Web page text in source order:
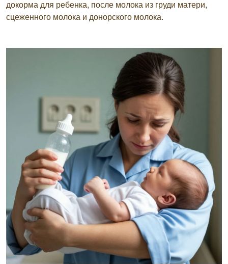
докорма для ребенка, после молока из груди матери,
сцеженного молока и донорского молока.